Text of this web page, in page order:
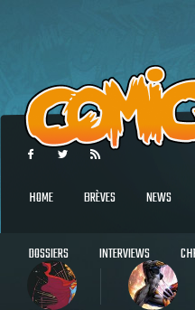
HOME BRÈVES NEWS
DOSSIERS INTERVIEWS